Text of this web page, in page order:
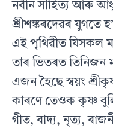
নবীন সাহিত্য আৰু
শ্ৰীশঙ্কৰদেৱৰ যুগতে
এই পৃথিৱীত যিসকল
তাৰ ভিতৰত
এজন হৈছে স্বয়ং
কাৰণে তেওক কৃষ্ণ
গীত, বাদ্য, নৃত্য,